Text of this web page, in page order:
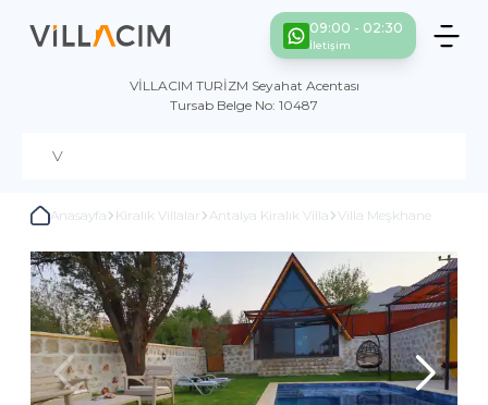
09:00 - 02:30
İletişim
VİLLACIM TURİZM Seyahat Acentası
Tursab Belge No: 10487
Anasayfa Kiralık Villalar Antalya Kiralık Villa Villa Meşkhane